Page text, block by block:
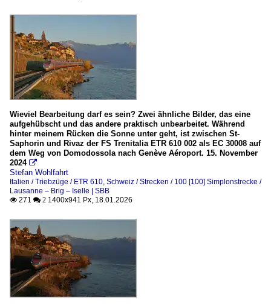
Wieviel Bearbeitung darf es sein? Zwei ähnliche Bilder, das eine
aufgehübscht und das andere praktisch unbearbeitet. Während
hinter meinem Rücken die Sonne unter geht, ist zwischen St-
Saphorin und Rivaz der FS Trenitalia ETR 610 002 als EC 30008 auf
dem Weg von Domodossola nach Genève Aéroport. 15. November
2024 
Stefan Wohlfahrt
Italien / Triebzüge / ETR 610 Schweiz / Strecken / 100 [100] Simplonstrecke /
Lausanne – Brig – Iselle | SBB
 271  2 1400x941 Px, 18.01.2026